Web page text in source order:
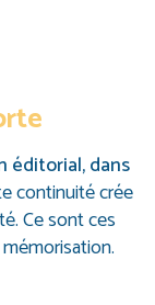
éditorial, dans
continuité crée
Ce sont ces